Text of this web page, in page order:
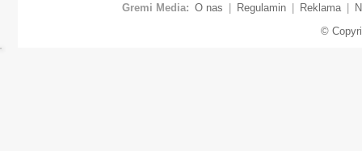
Gremi Media: O nas Regulamin Reklama
©